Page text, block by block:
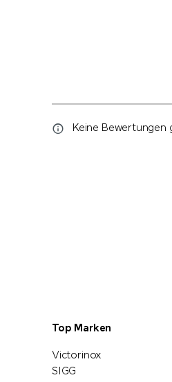
Keine Bewertungen
Top Marken
Victorinox
SIGG